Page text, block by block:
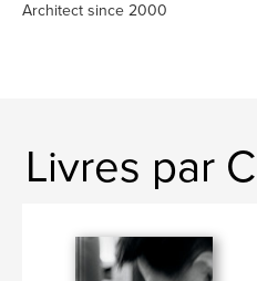
Architect since 2000
Livres par